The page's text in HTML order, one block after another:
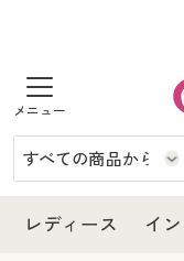
商品を探す
レディース
インナー・下着
レディース イ
レディース
レディース通販すべ
レディースファッシ
インナー・下着
インナー・下着通販
メンズ